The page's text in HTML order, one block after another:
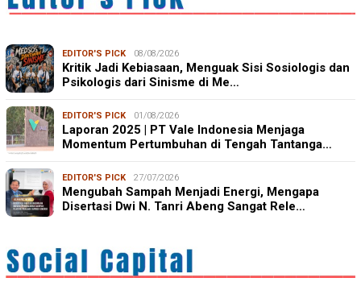
EDITOR'S PICK 08/08/2026
Kritik Jadi Kebiasaan, Menguak Sisi Sosiologis dan
Psikologis dari Sinisme di Me…
EDITOR'S PICK 01/08/2026
Laporan 2025 | PT Vale Indonesia Menjaga
Momentum Pertumbuhan di Tengah Tantanga…
EDITOR'S PICK 27/07/2026
Mengubah Sampah Menjadi Energi, Mengapa
Disertasi Dwi N. Tanri Abeng Sangat Rele…